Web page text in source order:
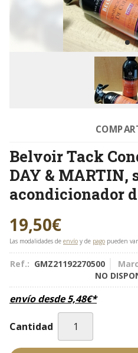
Belvoir Tack
DAY & MARTIN,
acondicionador
19,50€
Las modalidades de envío y de pago pueden
Ref.: GMZ21192270500
NO
envío desde5,48€*
Cantidad